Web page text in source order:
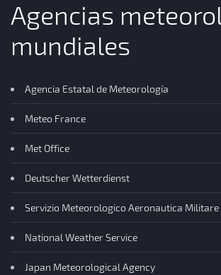
Agencias
mundiales
Agencia Estatal de Meteorología
Meteo France
Met Office
Deutscher Wetterdienst
Servizio Meteorologico Aeronautica Militare
National Weather Service
Japan Meteorological Agency